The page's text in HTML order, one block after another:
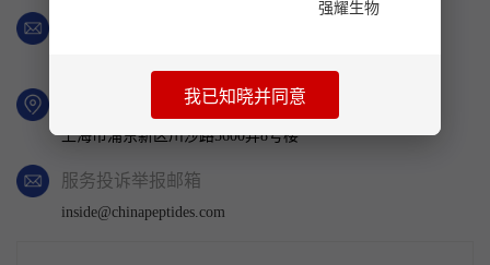
上海市浦东新区川沙路5600弄8号楼
服务投诉举报邮箱
inside@chinapeptides.com
强耀生物
我已知晓并同意